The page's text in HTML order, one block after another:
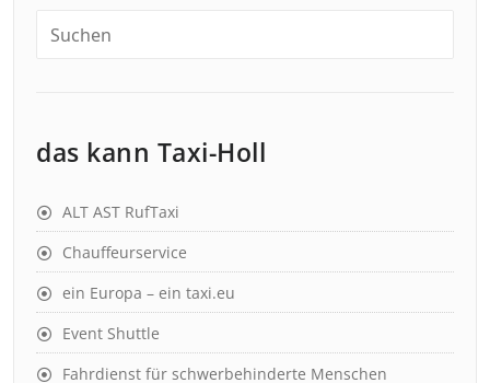
das kann Taxi-Holl
ALT AST RufTaxi
Chauffeurservice
ein Europa – ein taxi.eu
Event Shuttle
Fahrdienst für schwerbehinderte Menschen